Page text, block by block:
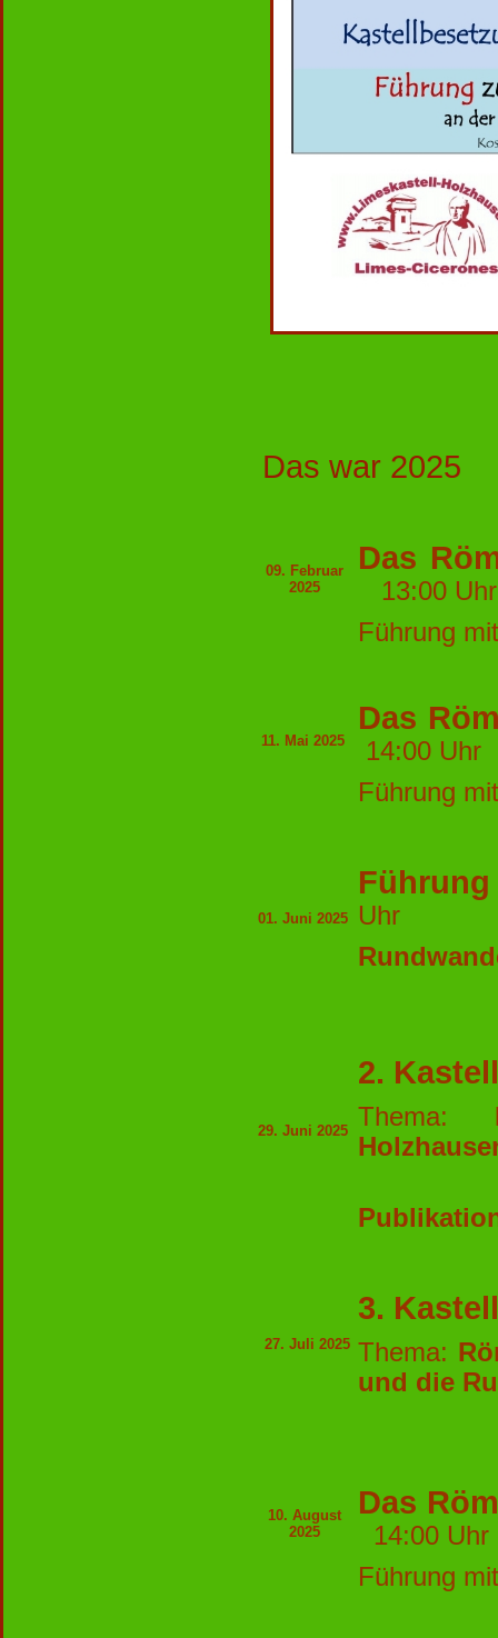
Das war 2025
09. Februar
2025
Das
13:00
Führung
11. Mai 2025
Das
14:00
Führung
01. Juni 2025
Uhr
29. Juni 2025
2.
Thema:
27. Juli 2025
3.
Thema:
und die
10. August
2025
Das
14:00
Führung